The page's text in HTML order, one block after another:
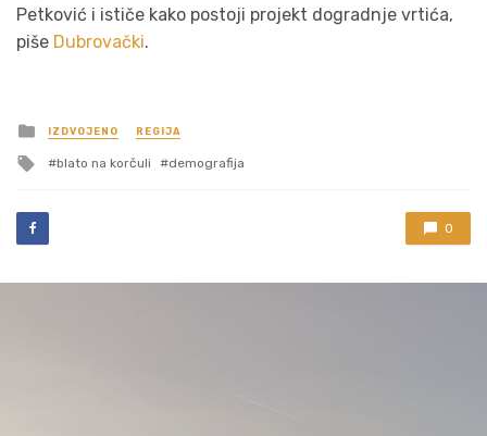
Petković i ističe kako postoji projekt dogradnje vrtića,
piše Dubrovački.
Posted
in
IZDVOJENO REGIJA
Tagged
blato na korčuli demografija
0